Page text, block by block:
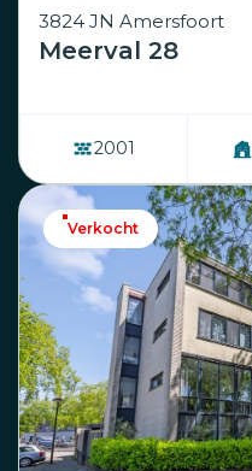
3824 JN Amersfoort
Meerval 28
2001
Verkocht